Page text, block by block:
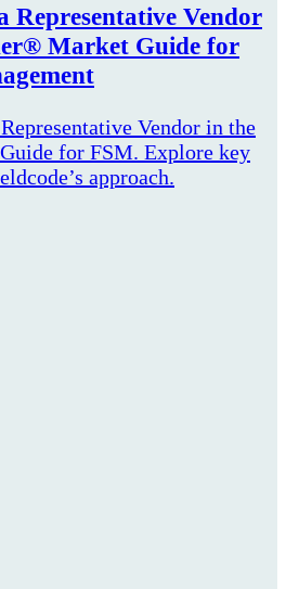
Representative Vendor
Market Guide for
Vendor in the
for FSM. Explore key
approach.